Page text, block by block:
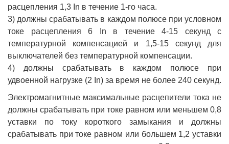
расцепления 1,3 In в течение 1-го часа.
3) должны срабатывать в каждом полюсе при условном
токе расцепления 6 In в течение 4-15 секунд с
температурной компенсацией и 1,5-15 секунд для
выключателей без температурной компенсации.
4) должны срабатывать в каждом полюсе при
удвоенной нагрузке (2 In) за время не более 240 секунд.
Электромагнитные максимальные расцепители тока не
должны срабатывать при токе равном или меньшем 0,8
уставки по току короткого замыкания и должны
срабатывать при токе равном или большем 1,2 уставки